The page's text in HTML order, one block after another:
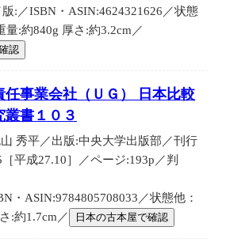
:／ISBN・ASIN:4624321626／状態
量:約840g 厚さ:約3.2cm／
認
任事業会社（ＵＧ） 日本比較
叢書１０３
秀平／出版:中央大学出版部／刊行
平成27.10］／ページ:193p／判
・ASIN:9784805708033／状態他：
:約1.7cm／
日本の古本屋で確認